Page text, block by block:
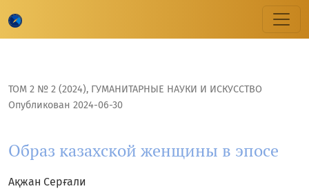
ТОМ 2 № 2 (2024), ГУМАНИТАРНЫЕ НАУКИ И ИСКУССТВО
Образ казахской женщины в эпосе
Опубликован 2024-06-30
Ақжан Серғали